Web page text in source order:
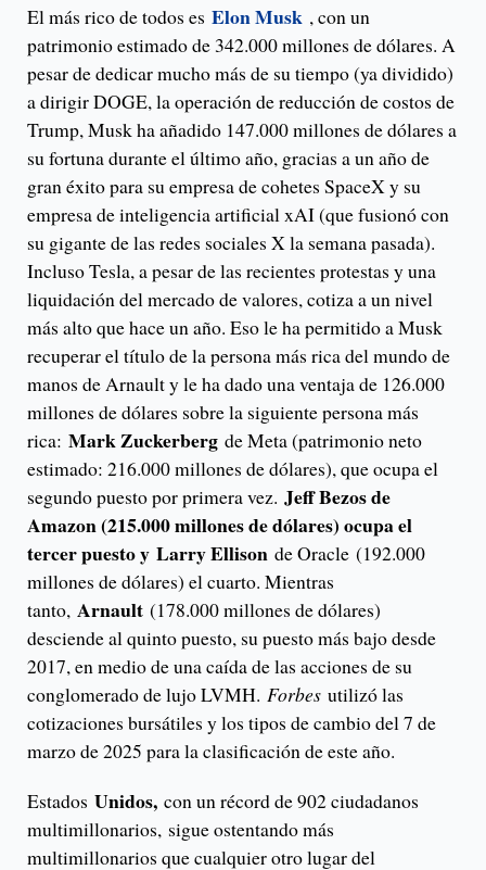
El más rico de todos es Elon Musk , con un
patrimonio estimado de 342.000 millones de dólares. A
pesar de dedicar mucho más de su tiempo (ya dividido)
a dirigir DOGE, la operación de reducción de costos de
Trump, Musk ha añadido 147.000 millones de dólares a
su fortuna durante el último año, gracias a un año de
gran éxito para su empresa de cohetes SpaceX y su
empresa de inteligencia artificial xAI (que fusionó con
su gigante de las redes sociales X la semana pasada).
Incluso Tesla, a pesar de las recientes protestas y una
liquidación del mercado de valores, cotiza a un nivel
más alto que hace un año. Eso le ha permitido a Musk
recuperar el título de la persona más rica del mundo de
manos de Arnault y le ha dado una ventaja de 126.000
millones de dólares sobre la siguiente persona más
rica: Mark Zuckerberg de Meta (patrimonio neto
estimado: 216.000 millones de dólares), que ocupa el
segundo puesto por primera vez. Jeff Bezos de
Amazon (215.000 millones de dólares) ocupa el
tercer puesto y Larry Ellison de Oracle (192.000
millones de dólares) el cuarto. Mientras
tanto, Arnault (178.000 millones de dólares)
desciende al quinto puesto, su puesto más bajo desde
2017, en medio de una caída de las acciones de su
conglomerado de lujo LVMH. Forbes utilizó las
cotizaciones bursátiles y los tipos de cambio del 7 de
marzo de 2025 para la clasificación de este año.
Estados Unidos, con un récord de 902 ciudadanos
multimillonarios, sigue ostentando más
multimillonarios que cualquier otro lugar del